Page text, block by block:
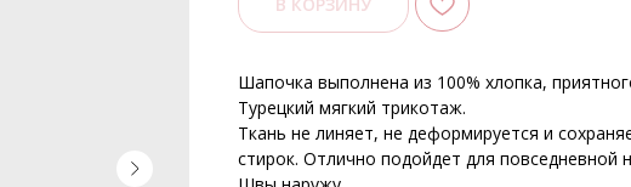
В КОРЗИНУ
Шапочка выполнена из 100% хлопка,
Турецкий мягкий трикотаж.
Ткань не линяет, не деформируется и
стирок. Отлично подойдет для повседневной